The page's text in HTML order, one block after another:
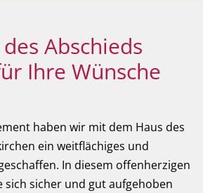
Abschieds
Ihre Wünsche
haben wir mit dem Haus des
ein weitflächiges und
In diesem offen­herzigen
sich sicher und gut aufgehoben